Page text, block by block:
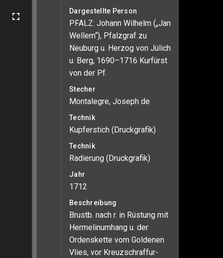
Dargestellte Person
PFALZ: Johann Wilhelm („Jan
Wellem“), Pfalzgraf zu
Neuburg u. Herzog von Jülich
u. Berg, 1690–1716 Kurfürst
von der Pf.
Stecher
Montalegre, Joseph de
Technik
Kupferstich (Druckgrafik)
Technik
Radierung (Druckgrafik)
Jahr
1712
Beschreibung
Brustb. nach r. in Rüstung mit
Hermelinumhang u. der
Ordenskette vom Goldenen
Vlies, vor Kreuzschraffur-